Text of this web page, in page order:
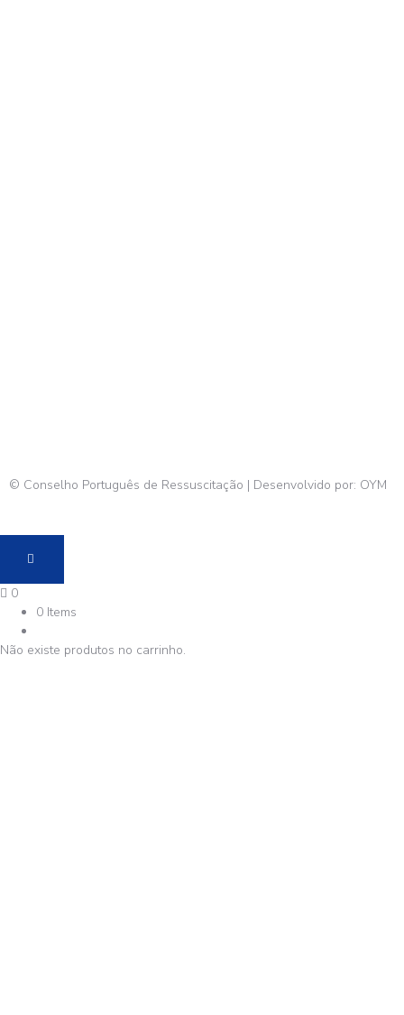
© Conselho Português de Ressuscitação | Desenvolvido por: OYM
0
0 Items
Não existe produtos no carrinho.